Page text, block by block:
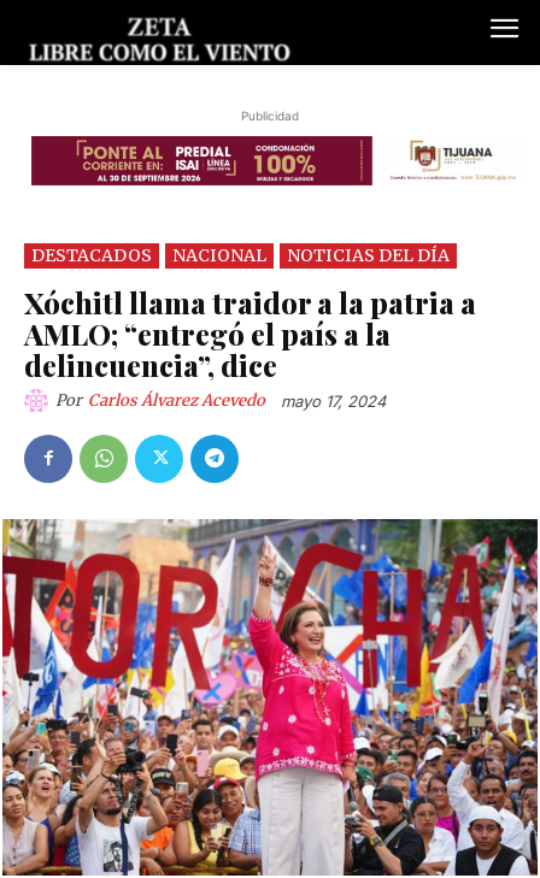
Publicidad
DESTACADOS NACIONAL NOTICIAS DEL DÍA
Xóchitl llama traidor a la patria a
AMLO; “entregó el país a la
delincuencia”, dice
Por Carlos Álvarez Acevedo mayo 17, 2024